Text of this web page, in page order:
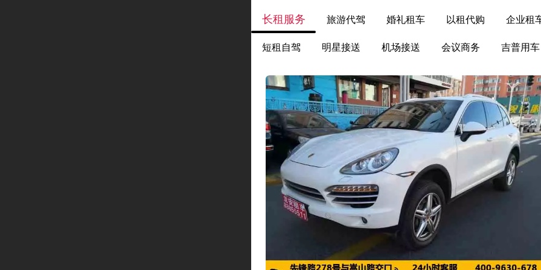
长租服务 旅游代驾 婚礼租车 以租代购 企业租
短租自驾 明星接送 机场接送 会议商务 吉普用车